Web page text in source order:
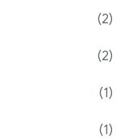
(2)
(2)
(1)
(1)